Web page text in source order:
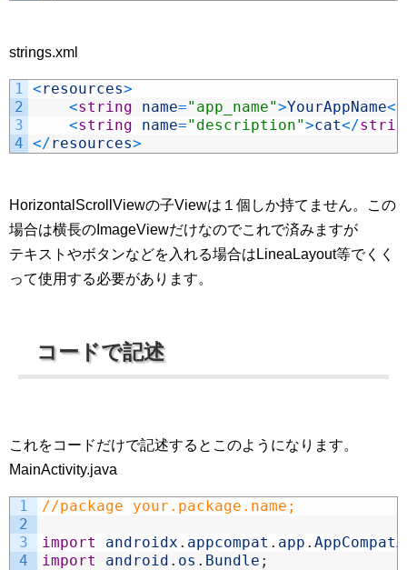
strings.xml
1
2
3
4
<resources>
<string name="app_name">YourAppName<
<string name="description">cat</
</resources>
HorizontalScrollViewの子Viewは１個しか持てません。この
場合は横長のImageViewだけなのでこれで済みますが
テキストやボタンなどを入れる場合はLineaLayout等でくく
って使用する必要があります。
コードで記述
これをコードだけで記述するとこのようになります。
MainActivity.java
1
2
3
4
//package your.package.name;
import androidx . appcompat . app .
import
android . os . Bundle ;